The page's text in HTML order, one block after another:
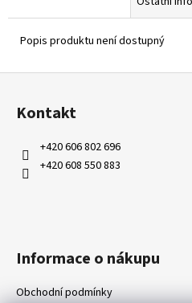
Popis produktu není dostupný
Z
Kontakt
+420 606 802 696
+420 608 550 883
Informace o nákupu
Obchodní podmínky